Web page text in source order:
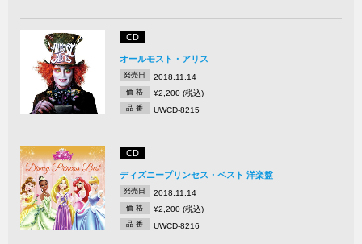
CD
オールモスト・アリス
発売日 2018.11.14
価 格 ¥2,200 (税込)
品 番 UWCD-8215
CD
ディズニープリンセス・ベスト 洋楽盤
発売日 2018.11.14
価 格 ¥2,200 (税込)
品 番 UWCD-8216